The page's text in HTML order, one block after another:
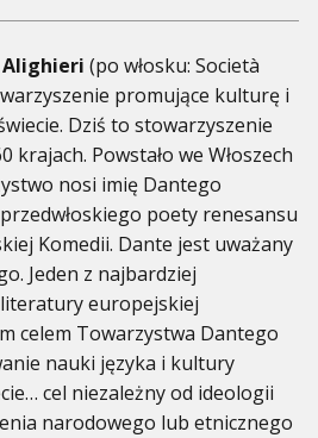
(po włosku: Società
promujące kulturę i
Dziś to stowarzyszenie
krajach. Powstało we Włoszech
nosi imię Dantego
poety renesansu
Komedii. Dante jest uważany
Jeden z najbardziej
europejskiej
celem Towarzystwa Dantego
nauki języka i kultury
cel niezależny od ideologii
narodowego lub etnicznego